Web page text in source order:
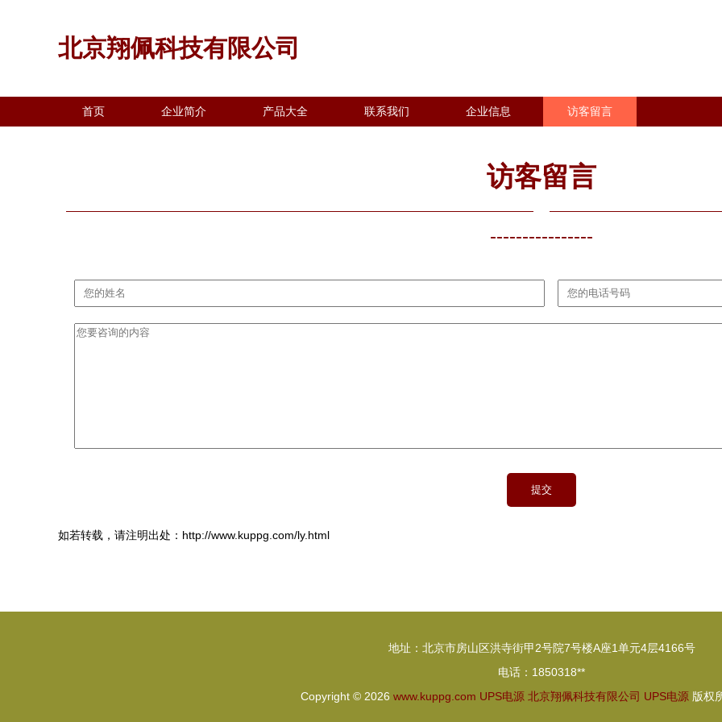
北京翔佩科技有限公司
首页 企业简介 产品大全 联系我们 企业信息 访客留言
访客留言
----------------
如若转载，请注明出处：http://www.kuppg.com/ly.html
地址：北京市房山区洪寺街甲2号院7号楼A座1单元4层4166号
电话：1850318**
Copyright © 2026 www.kuppg.com UPS电源 北京翔佩科技有限公司 UPS电源 版权